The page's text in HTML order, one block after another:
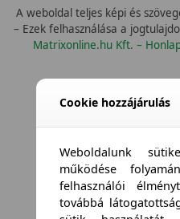
A weboldal teljes képi és
– Ezek felhasználása a
Matrixonline.hu Kft. –
Cookie hozzájárulás
Weboldalunk
működése
felhasználói
továbbá